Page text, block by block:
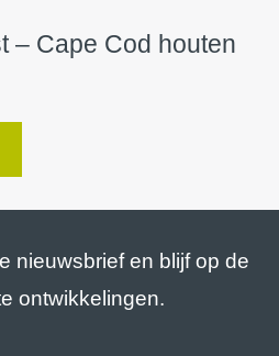
– Cape Cod houten
nieuwsbrief en blijf op de
ontwikkelingen.